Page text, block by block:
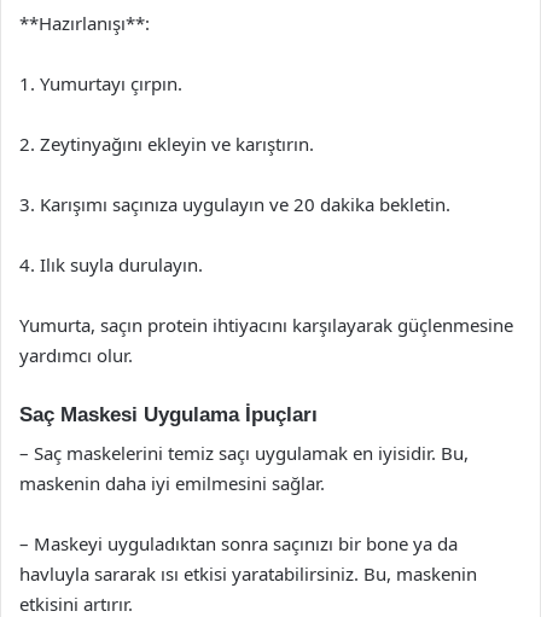
**Hazırlanışı**:
1. Yumurtayı çırpın.
2. Zeytinyağını ekleyin ve karıştırın.
3. Karışımı saçınıza uygulayın ve 20 dakika bekletin.
4. Ilık suyla durulayın.
Yumurta, saçın protein ihtiyacını karşılayarak güçlenmesine
yardımcı olur.
Saç Maskesi Uygulama İpuçları
– Saç maskelerini temiz saçı uygulamak en iyisidir. Bu,
maskenin daha iyi emilmesini sağlar.
– Maskeyi uyguladıktan sonra saçınızı bir bone ya da
havluyla sararak ısı etkisi yaratabilirsiniz. Bu, maskenin
etkisini artırır.